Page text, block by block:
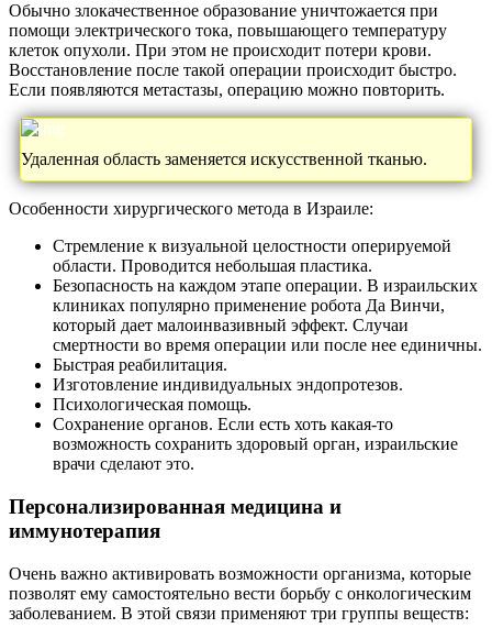
Обычно злокачественное образование уничтожается при
помощи электрического тока, повышающего температуру
клеток опухоли. При этом не происходит потери крови.
Восстановление после такой операции происходит быстро.
Если появляются метастазы, операцию можно повторить.
Удаленная область заменяется искусственной тканью.
Особенности хирургического метода в Израиле:
Стремление к визуальной целостности оперируемой
области. Проводится небольшая пластика.
Безопасность на каждом этапе операции. В израильских
клиниках популярно применение робота Да Винчи,
который дает малоинвазивный эффект. Случаи
смертности во время операции или после нее единичны.
Быстрая реабилитация.
Изготовление индивидуальных эндопротезов.
Психологическая помощь.
Сохранение органов. Если есть хоть какая-то
возможность сохранить здоровый орган, израильские
врачи сделают это.
Персонализированная медицина и
иммунотерапия
Очень важно активировать возможности организма, которые
позволят ему самостоятельно вести борьбу с онкологическим
заболеванием. В этой связи применяют три группы веществ: